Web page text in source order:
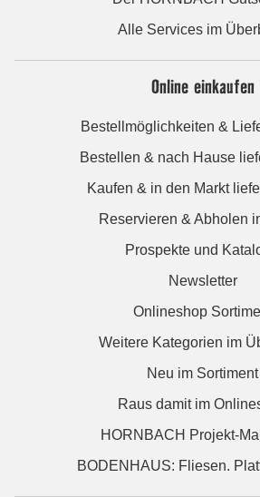
Alle Services im
Online einkaufen
Bestellmöglichkeiten &
Bestellen & nach Hause
Kaufen & in den Markt
Reservieren & Abholen
Prospekte und
Newsletter
Onlineshop
Weitere Kategorien im
Neu im Sortiment
Raus damit im
HORNBACH Projekt-
BODENHAUS: Fliesen.